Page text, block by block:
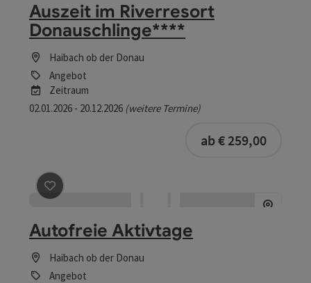
Auszeit im Riverresort
Donauschlinge****
Haibach ob der Donau
Angebot
Zeitraum
02.01.2026 - 20.12.2026 (weitere Termine)
ab € 259,00
Beitrag merken
Autofreie Aktivtage
Haibach ob der Donau
Angebot